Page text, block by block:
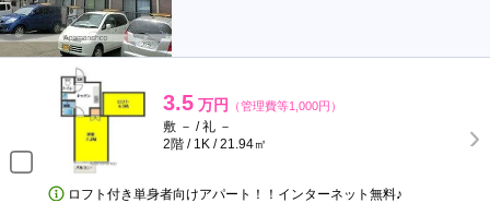
3.5 万円 （管理費等1,000円）
敷 － / 礼 －
2階 / 1K / 21.94㎡
ロフト付き単身者向けアパート！！インターネット無料♪